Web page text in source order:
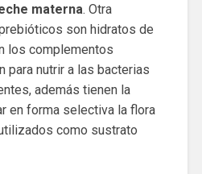
materna. Otra
son hidratos de
los complementos
para nutrir a las bacterias
además tienen la
en forma selectiva la flora
como sustrato